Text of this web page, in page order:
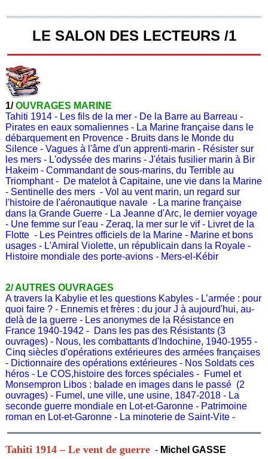
LE SALON DES LECTEURS /1
1/OUVRAGES MARINE
Tahiti 1914 - Les fils de la mer - De la Barre au Barreau -
Pirates en eaux somaliennes - La Marine française dans le
débarquement en Provence- Bruits dans le Monde du
Silence -Vagues à l'âme d'un apprenti-marin - Résister sur
les mers - L'odyssée des marins -J'étais fusilier marin à Bir
Hakeim-Commandant de sous-marins, du Terrible au
Triomphant- De matelot à Capitaine, une vie dans la Marine
- Sentinelle des mers -Vol au vent marin, un regard sur
l'histoire de l'aéronautique navale - La marine française
dans la Grande Guerre - La Jeanne d'Arc, le dernier voyage
- Une femme sur l'eau -Zeraq, la mer sur le vif- Livret de la
Flotte - Les Peintres officiels de la Marine - Marine et bons
usages - L'Amiral Violette, un républicain dans la Royale -
Histoire mondiale des porte-avions - Mers-el-Kébir
2/ AUTRES OUVRAGES
A travers la Kabylie et les questions Kabyles - L’armée : pour
quoi faire ? - Ennemis et frères : du jour J à aujourd'hui, au-
delà de la guerre- Les anonymes de la Résistance en
France 1940-1942 - Dans les pas des Résistants (3
ouvrages) - Nous, les combattants d'Indochine, 1940-1955 -
Cinq siècles d'opérations extérieures des armées françaises
- Dictionnaire des opérations extérieures - Nos Soldats ces
héros - Le COS,histoire des forces spéciales- Fumel et
Monsempron Libos : balade en images dans le passé (2
ouvrages) - Fumel, une ville, une usine, 1847-2018 - La
seconde guerre mondiale en Lot-et-Garonne - Patrimoine
roman en Lot-et-Garonne - La minoterie de Saint-Vite -
Tahiti 1914 – Le vent de guerre - Michel GASSE